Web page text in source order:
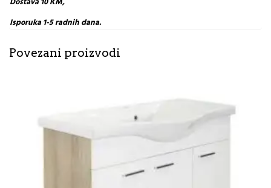
Isporuka 1-5 radnih dana.
Povezani proizvodi